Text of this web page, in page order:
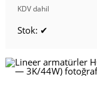
KDV dahil
Stok: ✔